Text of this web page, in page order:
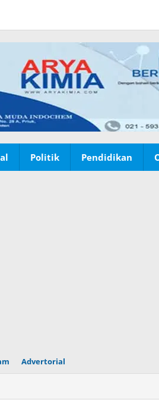
Politik Pendidikan
Advertorial